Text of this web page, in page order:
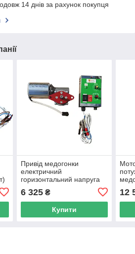
14 днів за рахунок покупця
Привід медогонки
електричний
горизонтальний напруга
12 В (алюмінієвий корпус
редуктора) "Модель 1"
6 325₴
Купити
12